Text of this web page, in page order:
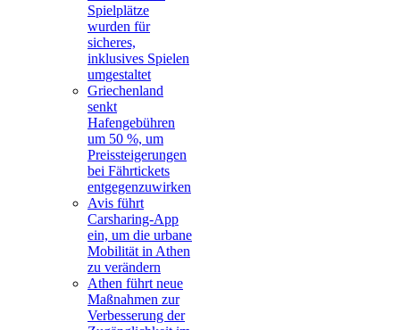
Spielplätze
wurden für
sicheres,
inklusives Spielen
umgestaltet
Griechenland
senkt
Hafengebühren
um 50 %, um
Preissteigerungen
bei Fährtickets
entgegenzuwirken
Avis führt
Carsharing-App
ein, um die urbane
Mobilität in Athen
zu verändern
Athen führt neue
Maßnahmen zur
Verbesserung der